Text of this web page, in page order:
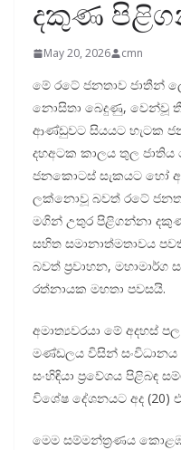
දකුණ
May 20, 2026 cmn
මේ රටේ ජනතාව ජාතීන්
නොසිතා බෙදුණු, වෙන්වූ
ආණ්ඩුවට සියයට හැටක
දහඅටක කාලය තුල
ජනකොටස් සැකයට හෝ
ලක්නොවූ බවත් රටේ
මගින් උතුර පිළිගන්නා
සහිත සමානාත්මතාවය
බවත් ප්‍රවාහන, මහාමාර්ග
රත්නායක මහතා පවසයි.
අමාත්‍යවරයා මේ අදහස්
මණ්ඩලය විසින්
සංහිඳියා ප්‍රවේශය පිළිබඳ
විශේෂ දේශනයට අද (20)
මෙම සම්මන්ත්‍රණය